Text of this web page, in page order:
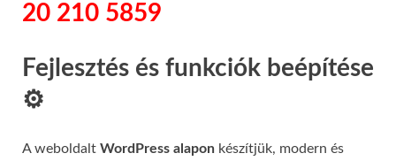
20 210 5859
Fejlesztés és funkciók beépítése
⚙️
A weboldalt WordPress alapon készítjük, modern és